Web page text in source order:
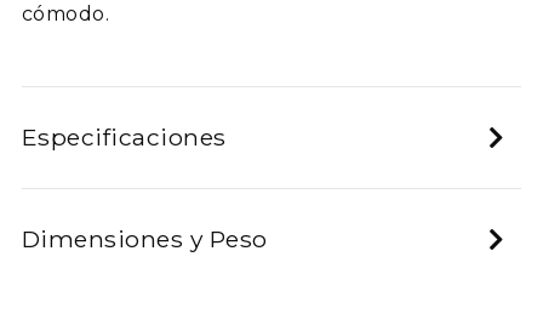
cómodo.
Especificaciones
Dimensiones y Peso